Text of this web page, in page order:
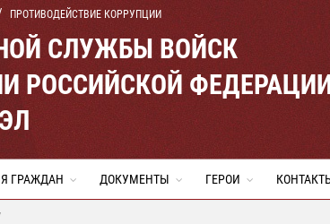
ПРОТИВОДЕЙСТВИЕ КОРРУПЦИИ
СЛУЖБЫ ВОЙСК
РОССИЙСКОЙ
ГРАЖДАН ДОКУМЕНТЫ ГЕРОИ